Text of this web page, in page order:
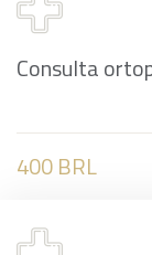
Consulta
400 BRL